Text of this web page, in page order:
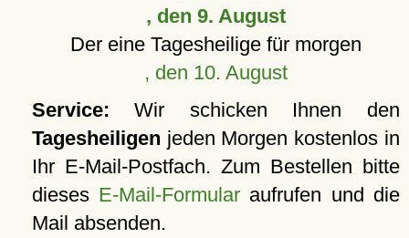
, den 9. August
Der eine Tagesheilige für morgen
, den 10. August
Service: Wir schicken Ihnen den
Tagesheiligen jeden Morgen kostenlos in
Ihr E-Mail-Postfach. Zum Bestellen bitte
dieses E-Mail-Formular aufrufen und die
Mail absenden.